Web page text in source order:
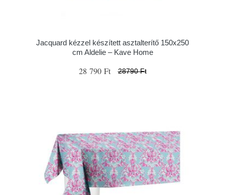
Jacquard kézzel készített asztalterítő 150x250
cm Aldelie – Kave Home
28 790 Ft 28790 Ft